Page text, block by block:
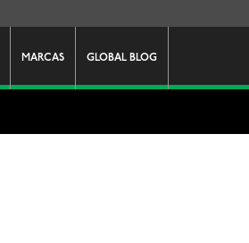
MARCAS GLOBAL BLOG